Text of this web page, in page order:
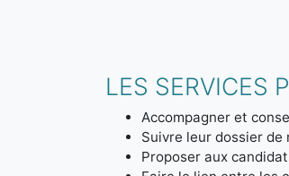
LES SERVICES
Accompagner et
Suivre leur dossier de
Proposer aux